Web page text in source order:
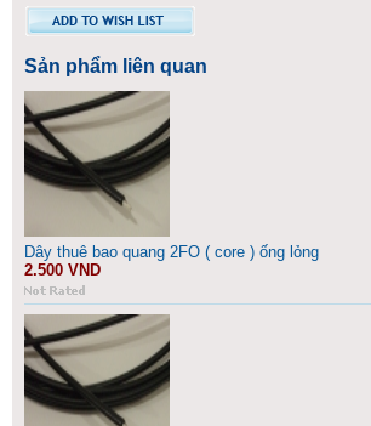
Sản phẩm liên quan
Dây thuê bao quang 2FO ( core ) ống lỏng
2.500 VND